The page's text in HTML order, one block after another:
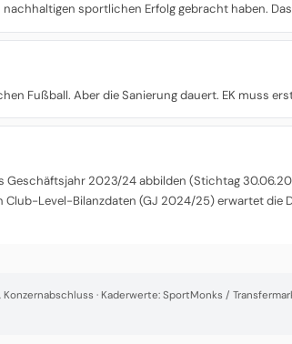
sportlichen Erfolg gebracht haben.
Fußball. Aber die Sanierung dauert. EK muss
Geschäftsjahr 2023/24 abbilden (Stichtag
Level-Bilanzdaten (GJ 2024/25) erwartet die
· Kaderwerte: SportMonks /